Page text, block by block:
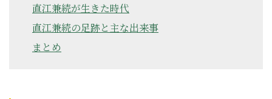
直江兼続が生きた時代
直江兼続の足跡と主な出来事
まとめ